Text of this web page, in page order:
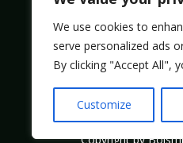
We use cookies to
serve personalized ads
By clicking "Accept All",
Customize
Bolsmic system
Copyright by